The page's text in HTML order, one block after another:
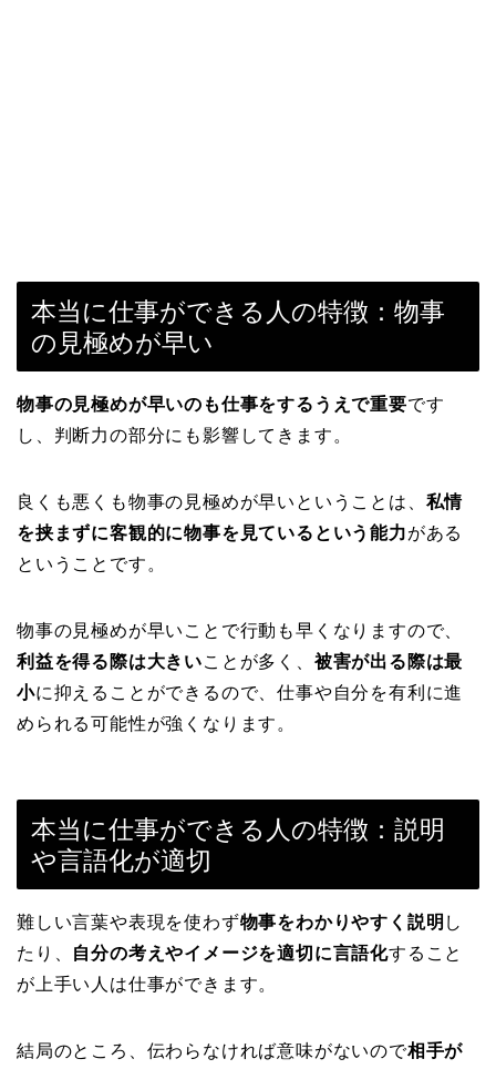
本当に仕事ができる人の特徴：物事
の見極めが早い
物事の見極めが早いのも仕事をするうえで重要です
し、判断力の部分にも影響してきます。
良くも悪くも物事の見極めが早いということは、 私情
を挟まずに客観的に物事を見ているという能力がある
ということです。
物事の見極めが早いことで行動も早くなりますので、
利益を得る際は大きいことが多く、 被害が出る際は最
小に抑えることができるので、仕事や自分を有利に進
められる可能性が強くなります。
本当に仕事ができる人の特徴：説明
や言語化が適切
難しい言葉や表現を使わず物事をわかりやすく説明 し
たり、 自分の考えやイメージを適切に言語化すること
が上手い人は仕事ができます。
結局のところ、伝わらなければ意味がないので相手が